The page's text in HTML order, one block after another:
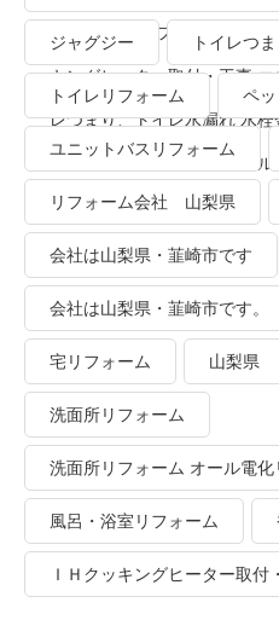
ーム 洗面所リフォーム オー
キングヒーター取付・工事
レつまり、トイレ水漏れ 水
業者・会社 ＴＯＴＯリモデル
ジャグジー トイレつ
トイレリフォーム ペ
ユニットバスリフォーム
リフォーム会社 山梨県
会社は山梨県・韮崎市です
会社は山梨県・韮崎市です。
宅リフォーム 山梨県
洗面所リフォーム
洗面所リフォーム オール電化
風呂・浴室リフォーム
ＩＨクッキングヒーター取付